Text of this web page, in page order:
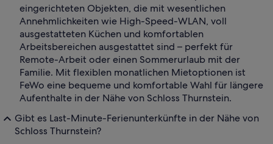
eingerichteten Objekten, die mit wesentlichen
Annehmlichkeiten wie High-Speed-WLAN, voll
ausgestatteten Küchen und komfortablen
Arbeitsbereichen ausgestattet sind – perfekt für
Remote-Arbeit oder einen Sommerurlaub mit der
Familie. Mit flexiblen monatlichen Mietoptionen ist
FeWo eine bequeme und komfortable Wahl für längere
Aufenthalte in der Nähe von Schloss Thurnstein.
Gibt es Last-Minute-Ferienunterkünfte in der Nähe von
Schloss Thurnstein?